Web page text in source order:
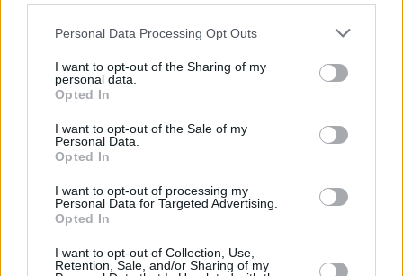
Please note that this website/app uses one or more Google
not limited to your visit or usage behaviour. You may click to
grant or deny consent to Google and its third-party tags to
use your data for below specified purposes in below Google
consent section.
Personal Data Processing Opt Outs
I want to opt-out of the Sharing of my
personal data.
Opted In
I want to opt-out of the Sale of my
Personal Data.
Opted In
I want to opt-out of processing my
Personal Data for Targeted Advertising.
Opted In
I want to opt-out of Collection, Use,
Retention, Sale, and/or Sharing of my
Schwelle für solches Spiel ist klein.Anadolu Efesschießt vor
kurzem viel und wir machen den Einsatz, dass es mehr als
Wieder einmal die Punktschwelle von ZCKA ist niedrig.
zurückgewinnen. Dabei spielte
Milano
auch nicht so stark,
um ZSKA zu stoppen. ZSKA holt auf eigenem Feld etwa 97
Punkte und nur einmal schoss weniger als 90, was eigentlich
eine Schwelle ist.
Außerdem hat Laboral im spanischen Derby gegen Málaga
einen Vorteil. Die gastgebende Mannschaft ist in der besten